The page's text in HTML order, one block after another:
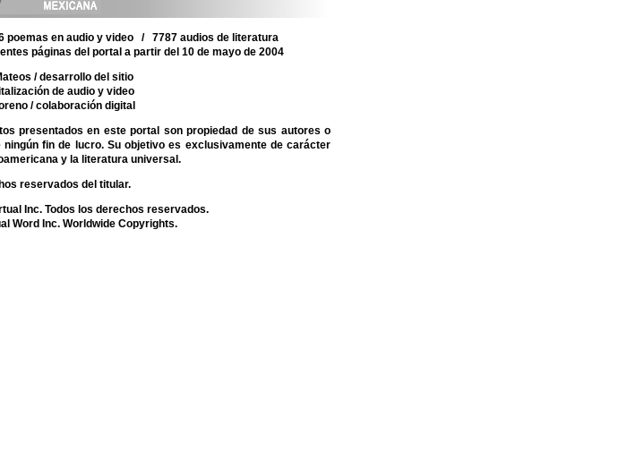
en audio y video / 7787 audios de literatura
páginas del portal a partir del 10 de mayo de 2004
/ desarrollo del sitio
de audio y video
/ colaboración digital
presentados en este portal son propiedad de sus autores o
fin de lucro. Su objetivo es exclusivamente de carácter
y la literatura universal.
reservados del titular.
Inc. Todos los derechos reservados.
Word Inc. Worldwide Copyrights.